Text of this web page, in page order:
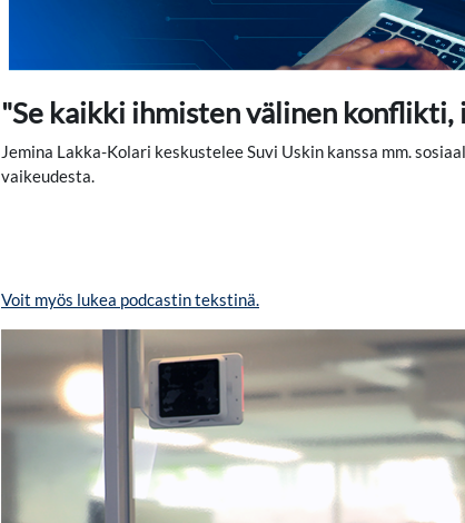
"Se kaikki ihmisten välinen konflikti,
Jemina Lakka-Kolari keskustelee Suvi Uskin kanssa mm.
vaikeudesta.
Voit myös lukea podcastin tekstinä.